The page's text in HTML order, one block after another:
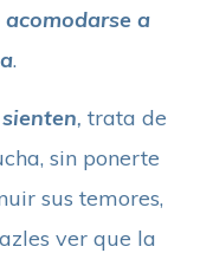
a
.
, trata de
sin ponerte
sus temores,
ver que la